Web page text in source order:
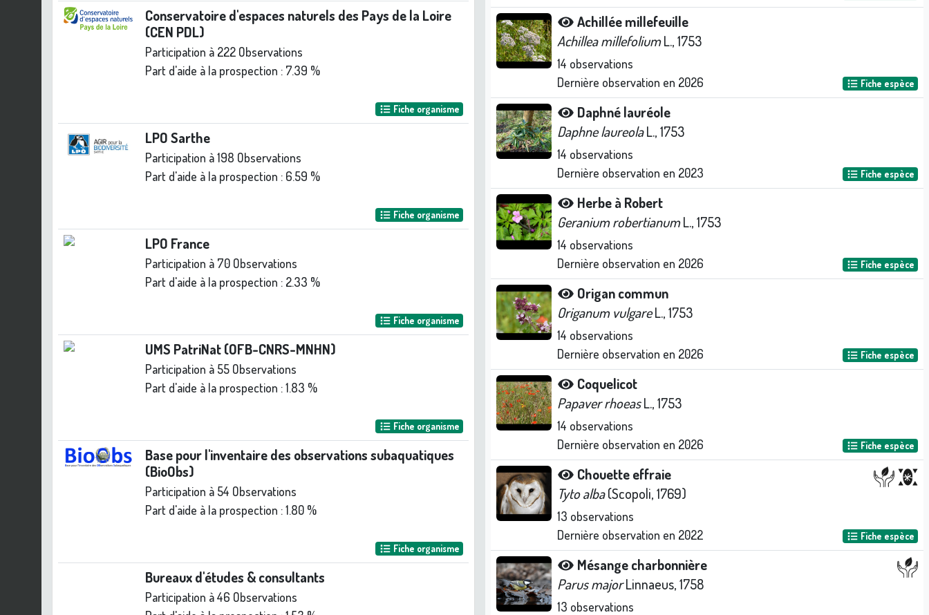
Conservatoire d'espaces naturels des Pays de la Loire
(CEN PDL)
Participation à 222 Observations
Part d'aide à la prospection : 7.39 %
Fiche organisme
LPO Sarthe
Participation à 198 Observations
Part d'aide à la prospection : 6.59 %
Fiche organisme
LPO France
Participation à 70 Observations
Part d'aide à la prospection : 2.33 %
Fiche organisme
UMS PatriNat (OFB-CNRS-MNHN)
Participation à 55 Observations
Part d'aide à la prospection :1.83 %
Fiche organisme
Base pour l'inventaire des observations subaquatiques
(BioObs)
Participation à 54 Observations
Part d'aide à la prospection :1.80 %
Fiche organisme
Bureaux d'études & consultants
Participation à 46 Observations
Achillée millefeuille
Achillea millefoliumL., 1753
14 observations
Dernière observation en 2026 Fiche espèce
Daphné lauréole
Daphne laureolaL., 1753
14 observations
Dernière observation en 2023 Fiche espèce
Herbe à Robert
Geranium robertianumL., 1753
14 observations
Dernière observation en 2026 Fiche espèce
Origan commun
Origanum vulgareL., 1753
14 observations
Dernière observation en 2026 Fiche espèce
Coquelicot
Papaver rhoeasL., 1753
14 observations
Dernière observation en 2026 Fiche espèce
Chouette effraie
Tyto alba(Scopoli, 1769)
13 observations
Dernière observation en 2022 Fiche espèce
Mésange charbonnière
Parus majorLinnaeus, 1758
13 observations